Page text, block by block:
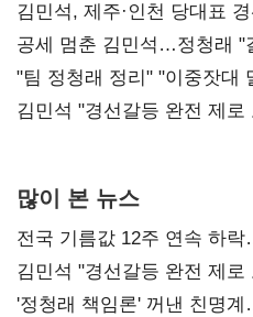
0.86%p(2보)
김민석, 제주·인천 당대표
공세 멈춘 김민석…정청래 "
"팀 정청래 정리" "이중잣대
다툼 격화
김민석 "경선갈등 완전 제
많이 본 뉴스
전국 기름값 12주 연속 하
김민석 "경선갈등 완전 제
사과부터"
'정청래 책임론' 꺼낸 친명